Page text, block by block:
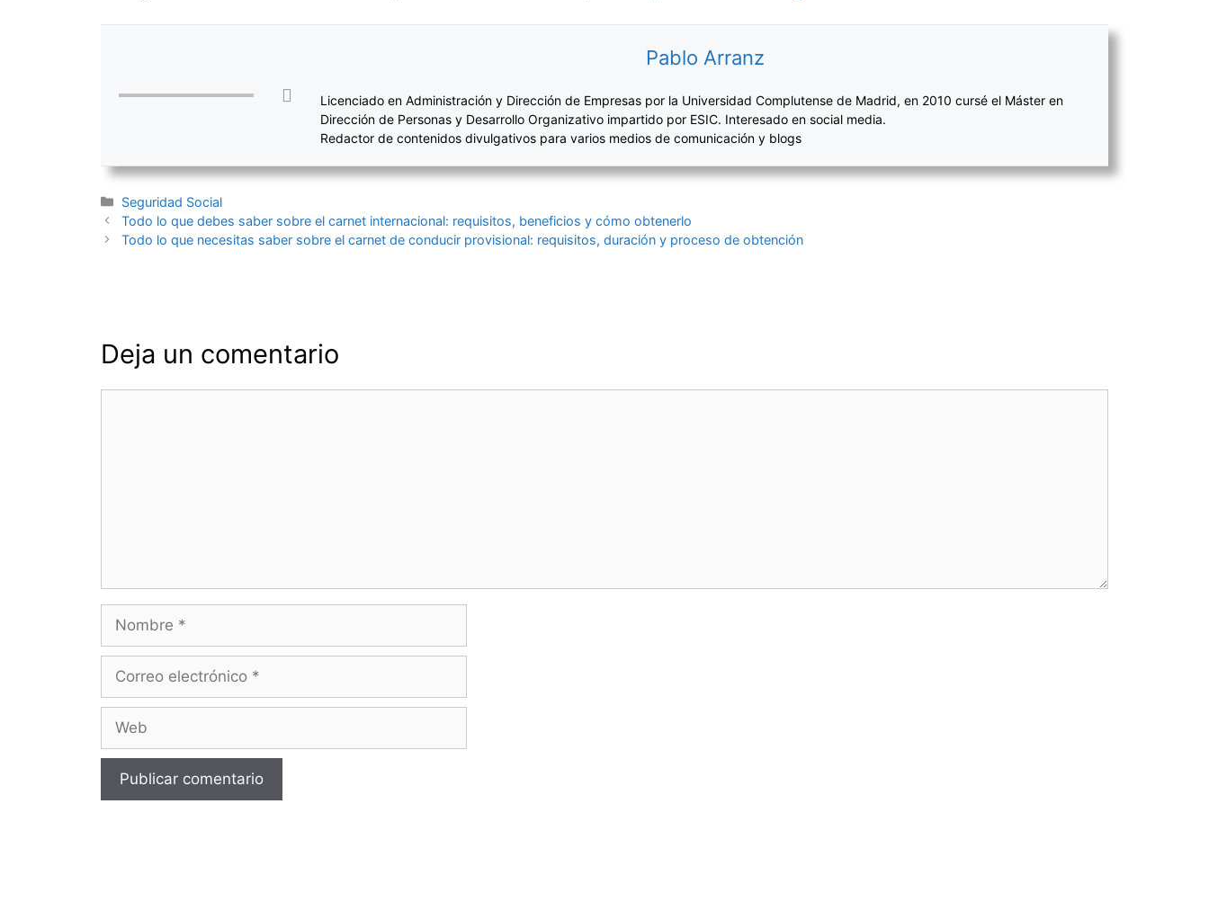
Pablo Arranz
Licenciado en Administración y Dirección de Empresas por la Universidad Complutense de Madrid, en 2010 cursé el Máster en
Dirección de Personas y Desarrollo Organizativo impartido por ESIC. Interesado en social media.
Redactor de contenidos divulgativos para varios medios de comunicación y blogs
Categorías
Seguridad Social
Navegación
de
Todo lo que debes saber sobre el carnet internacional: requisitos, beneficios y cómo obtenerlo
Todo lo que necesitas saber sobre el carnet de conducir provisional: requisitos, duración y proceso de obtención
Deja un comentario
electrónico